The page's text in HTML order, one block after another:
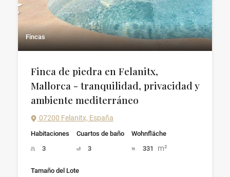
Fincas
Finca de piedra en Felanitx,
Mallorca - tranquilidad, privacidad y
ambiente mediterráneo
07200 Felanitx, España
Habitaciones
3
Cuartos de baño
3
Wohnfläche
331
m²
Tamaño del Lote